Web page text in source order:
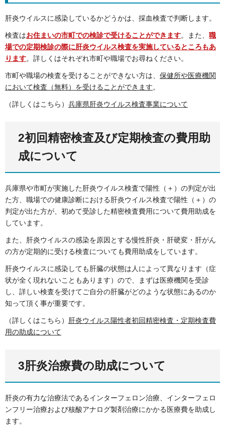
肝炎ウイルスに感染しているかどうかは、採血検査で判断します。
検査はお住まいの市町での検診で受けることができます。また、 職
場での定期検診の際に肝炎ウイルス検査を実施しているところもあ
ります。詳しくはそれぞれ市町や職場でお尋ねください。
市町や職場の検査を受けることができない方は、 保健所や医療機関
において検査（無料）を受けることができます。
（詳しくはこちら） 兵庫県肝炎ウイルス検査事業について
2初回精密検査及び定期検査の費用助
成について
兵庫県や市町が実施した肝炎ウイルス検査で陽性（＋）の判定が出
た方、職場での健康診断における肝炎ウイルス検査で陽性（＋）の
判定が出た方が、初めて受診した精密検査費用について費用助成を
しています。
また、肝炎ウイルスの感染を原因とする慢性肝炎・肝硬変・肝がん
の方が定期的に受ける検査についても費用助成をしています。
肝炎ウイルスに感染しても肝臓の状態は人によって異なります（症
状が全く現れないこともあります）ので、まずは医療機関を受診
し、詳しい検査を受けてご自分の肝臓がどのような状態にあるのか
知って頂く事が重要です。
（詳しくはこちら） 肝炎ウイルス陽性者初回精密検査・定期検査費
用の助成について
3肝炎治療費の助成について
肝炎の有力な治療法であるインターフェロン治療、インターフェロ
ンフリー治療および核酸アナログ製剤治療にかかる医療費を助成し
ます。